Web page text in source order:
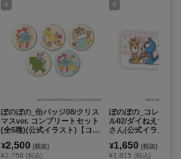
4
ぼのぼの_缶バッジ08/クリス
マスver. コンプリートセット
(全5種)(公式イラスト)【コン
¥2,500 (税抜)
¥2,750 (税込)
6
ぼのぼの_コレクシ
ル02/ダイねえちゃ
さん(公式イラスト)
¥1,650 (税抜)
¥1,815 (税込)